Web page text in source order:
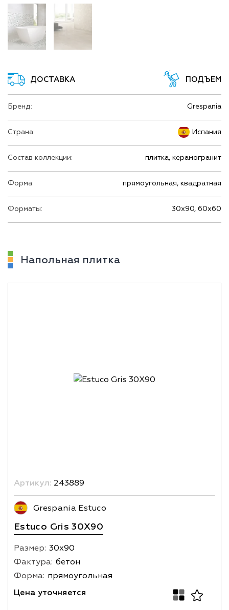
ДОСТАВКА ПОДЪЕМ
Бренд: Grespania
Страна: Испания
Состав коллекции: плитка, керамогранит
Форма: прямоугольная, квадратная
Форматы: 30х90, 60х60
Напольная плитка
Артикул: 243889
Grespania Estuco
Estuco Gris 30X90
Размер: 30х90
Фактура: бетон
Форма: прямоугольная
Цена уточняется